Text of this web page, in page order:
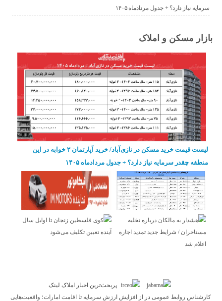
سرمایه نیاز دارد؟ + جدول مردادماه ۱۴۰۵
بازار مسکن و املاک
لیست قیمت خرید مسکن در نازی‌آباد/ خرید آپارتمان ۲ خوابه در این
منطقه چقدر سرمایه نیاز دارد؟ + جدول مردادماه ۱۴۰۵
پربحث‌ترین اخبار املاک لینک
کارشناس روابط عمومی در از افزایش ارزش سرمایه تا اقامت امارات؛ واقعیت‌هایی